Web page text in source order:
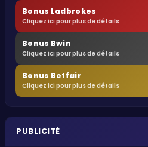
Bonus Ladbrokes
Cliquez ici pour plus de détails
Bonus Bwin
Cliquez ici pour plus de détails
Bonus Betfair
Cliquez ici pour plus de détails
PUBLICITÉ